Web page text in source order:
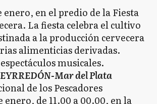
enero, en el predio de la Fiesta
La fiesta celebra el cultivo
a la producción cervecera
alimenticias derivadas.
musicales.
Mar del Plata
de los Pescadores
enero, de 11.00 a 00.00, en la